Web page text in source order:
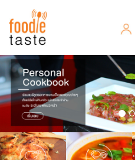
สูตรอาหาร
สูตรอาหารล่าสุด
Top Foodie
พาไปชิม
สารพันก้นครัว